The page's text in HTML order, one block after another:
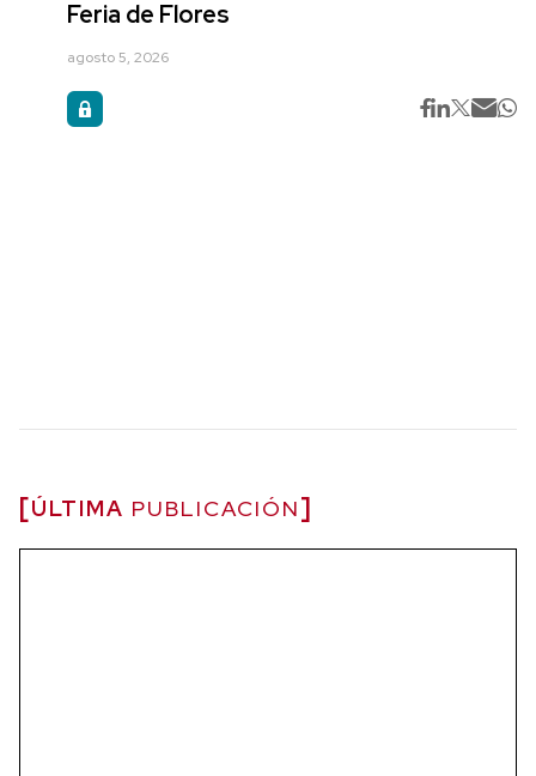
Feria de Flores
agosto 5, 2026
ÚLTIMA PUBLICACIÓN